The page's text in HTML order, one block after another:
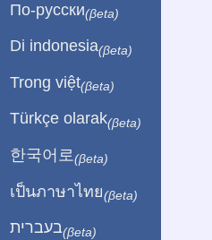
По-русски(βeta)
Di indonesia(βeta)
Trong việt(βeta)
Türkçe olarak(βeta)
한국어로 (βeta)
เป็นภาษาไทย(βeta)
בעברית(βeta)